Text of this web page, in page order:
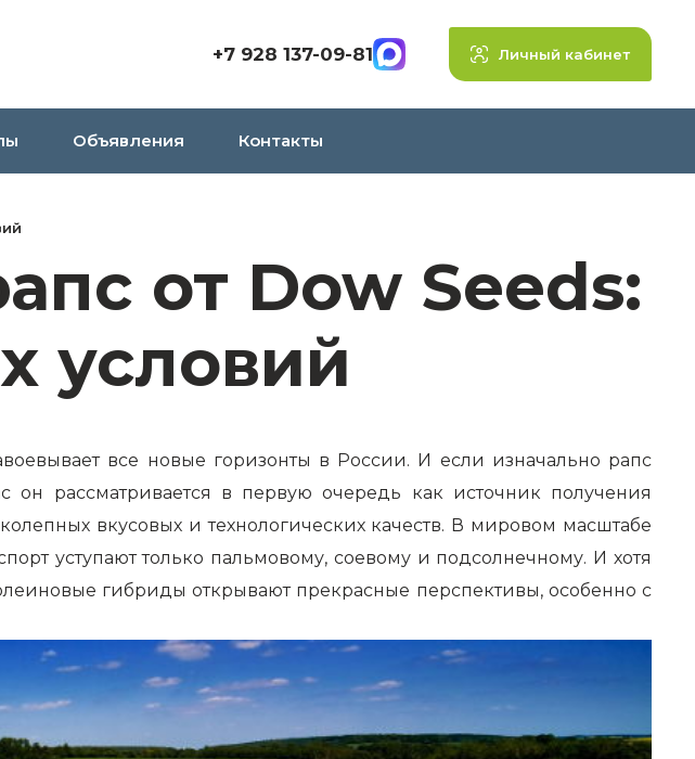
+7 928 137-09-81 Личный кабинет
Объявления Контакты
от Dow Seeds:
условий
все новые горизонты в России. И если изначально рапс
он рассматривается в первую очередь как источник получения
вкусовых и технологических качеств. В мировом масштабе
уступают только пальмовому, соевому и подсолнечному. И хотя
гибриды открывают прекрасные перспективы, особенно с